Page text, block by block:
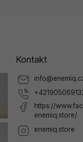
Kontakt
info@
https://
enemiq.store/
enemiq.store